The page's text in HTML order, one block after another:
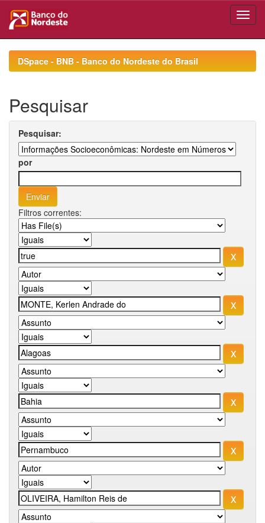
navigationDSpace - BNB - Banco do Nordeste do Brasil
Pesquisar
Pesquisar:
por
Filtros correntes: